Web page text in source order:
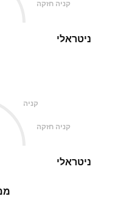
קניה
קניה חזקה
ניטראלי
קניה חזקה
ניטראלי